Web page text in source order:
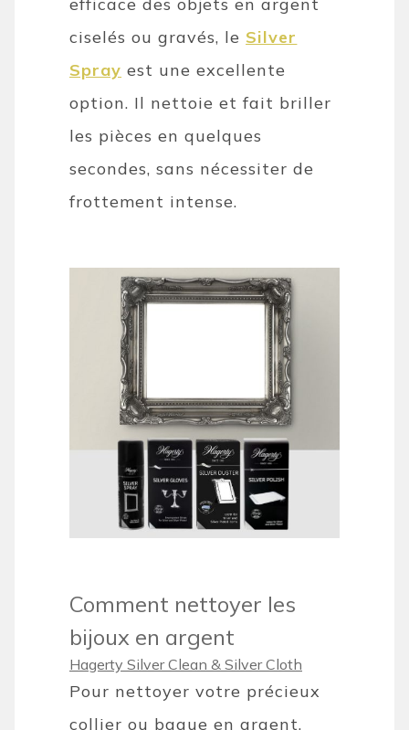
ciselés ou gravés, le Silver
Spray est une excellente
option. Il nettoie et fait briller
les pièces en quelques
secondes, sans nécessiter de
frottement intense.
Comment nettoyer les
bijoux en argent
Hagerty Silver Clean & Silver Cloth
Pour nettoyer votre précieux
collier ou bague en argent,